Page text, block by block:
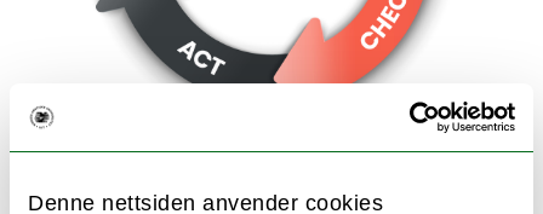
Denne nettsiden anvender cookies